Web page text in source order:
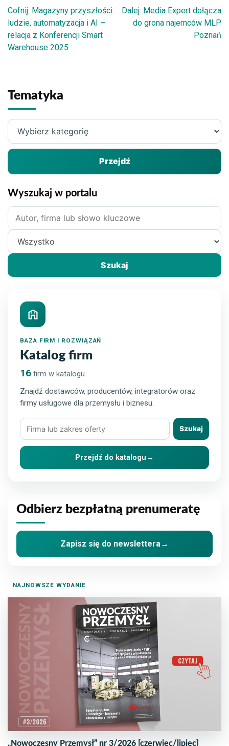
Nawigacja
wpisu
Cofnij: Magazyny przyszłości:
ludzie, automatyzacja i AI –
relacja z Konferencji Smart
Warehouse 2025
Dalej: Media Expert dołącza
do grona najemców MLP
Poznań
Tematyka
Wybierz
kategorię
Przejdź
Wyszukaj w portalu
Szukane
hasło
Zakres
wyszukiwania
Szukaj
BAZA FIRM I ROZWIĄZAŃ
Katalog firm
16 firm w katalogu
Znajdź dostawców, producentów, integratorów oraz
firmy usługowe dla przemysłu i biznesu.
Szukaj
firmy
lub
Szukaj
Przejdź do katalogu →
Odbierz bezpłatną prenumeratę
Zapisz się do newslettera→
NAJNOWSZE WYDANIE
„Nowoczesny Przemysł” nr 3/2026 [czerwiec/lipiec]